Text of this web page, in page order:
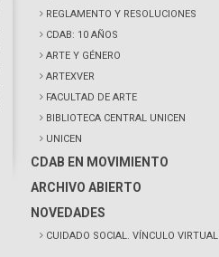
REGLAMENTO Y RESOLUCIONES
CDAB: 10 AÑOS
ARTE Y GÉNERO
ARTEXVER
FACULTAD DE ARTE
BIBLIOTECA CENTRAL UNICEN
UNICEN
CDAB EN MOVIMIENTO
ARCHIVO ABIERTO
NOVEDADES
CUIDADO SOCIAL. VÍNCULO VIRTUAL